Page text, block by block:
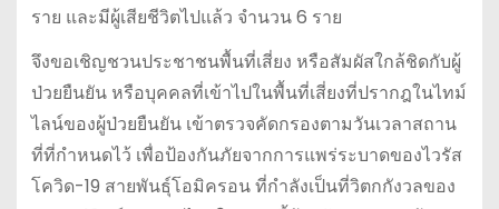
ราย และมีผู้เสียชีวิตไปแล้ว จำนวน 6 ราย
จึงขอเชิญชวนประชาชนพื้นที่เสี่ยง หรือสัมผัสใกล้ชิดกับผู้
ป่วยยืนยัน หรือบุคคลที่เข้าไปในพื้นที่เสี่ยงที่ปรากฎในไทม์
ไลน์ของผู้ป่วยยืนยัน เข้าตรวจคัดกรองตามวันเวลาสถาน
ที่ที่กำหนดไว้ เพื่อป้องกันภัยจากการแพร่ระบาดของไวรัส
โควิด-19 สายพันธุ์โอมิครอน ที่กำลังเป็นที่วิตกกังวลของ